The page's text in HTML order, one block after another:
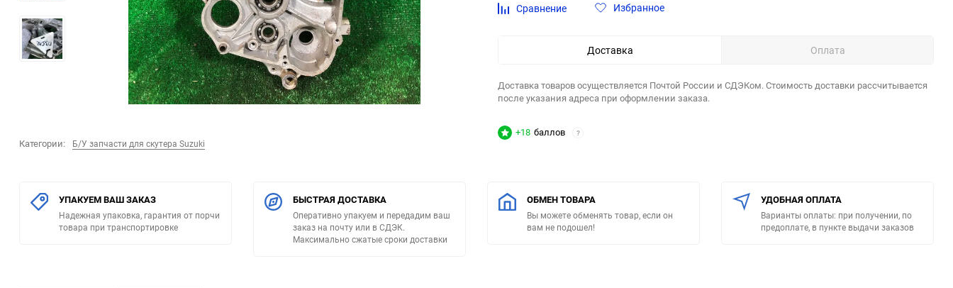
Категории: Б/У запчасти для скутера Suzuki
Сравнение Избранное
Доставка Оплата
Доставка товаров осуществляется Почтой России и СДЭКом. Стоимость доставки рассчитывается
после указания адреса при оформлении заказа.
+18 баллов ?
УПАКУЕМ ВАШ ЗАКАЗ
Надежная упаковка, гарантия от порчи
товара при транспортировке
БЫСТРАЯ ДОСТАВКА
Оперативно упакуем и передадим ваш
заказ на почту или в СДЭК.
Максимально сжатые сроки доставки
ОБМЕН ТОВАРА
Вы можете обменять товар, если он
вам не подошел!
УДОБНАЯ ОПЛАТА
Варианты оплаты: при получении, по
предоплате, в пункте выдачи заказов